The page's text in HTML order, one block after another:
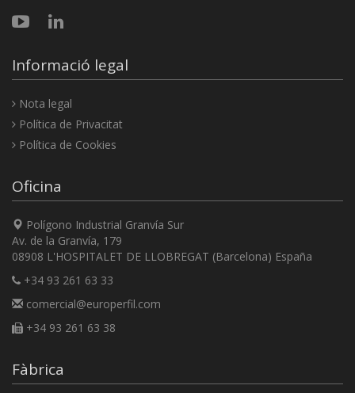
Informació legal
Nota legal
Política de Privacitat
Política de Cookies
Oficina
Polígono Industrial Granvía Sur
Av. de la Granvía, 179
08908 L'HOSPITALET DE LLOBREGAT (Barcelona) España
+34 93 261 63 33
comercial@europerfil.com
+34 93 261 63 38
Fàbrica